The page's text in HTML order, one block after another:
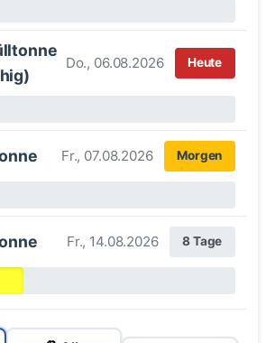
Do., 06.08.2026 Heute
Fr., 07.08.2026 Morgen
Fr., 14.08.2026 8 Tage